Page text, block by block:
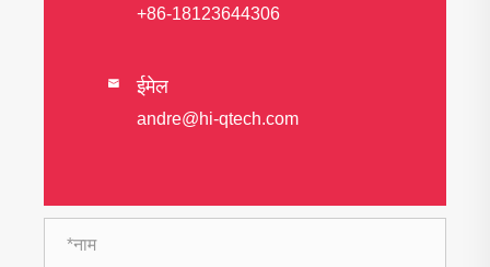
+86-18123644306
 ईमेल
andre@hi-qtech.com